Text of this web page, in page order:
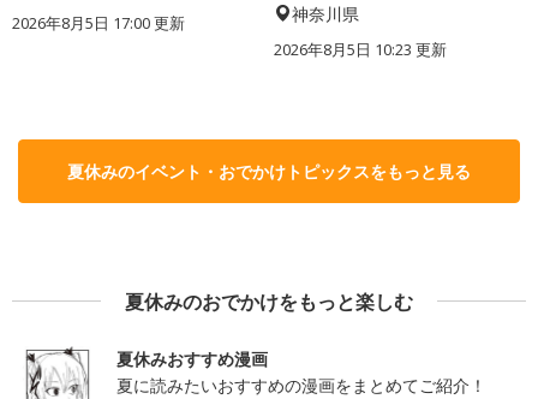
2026年8月5日 17:00更新 神奈川県
2026年8月5日 10:23 更新
夏休みのイベント・おでかけトピックスをもっと見る
夏休みのおでかけをもっと楽しむ
夏休みおすすめ漫画
夏に読みたいおすすめの漫画をまとめてご紹介！